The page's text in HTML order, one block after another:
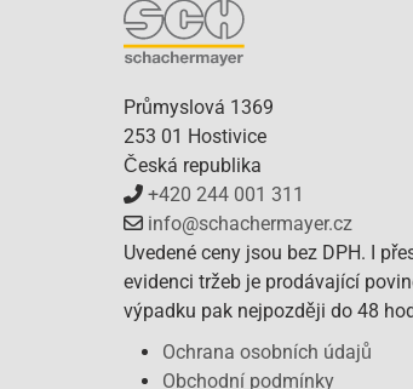
Průmyslová 1369
253 01 Hostivice
Česká republika
+420 244 001 311
info@schachermayer.cz
Uvedené ceny jsou bez DPH. I
evidenci tržeb je prodávající
výpadku pak nejpozději do 48
Ochrana osobních údajů
Obchodní podmínky